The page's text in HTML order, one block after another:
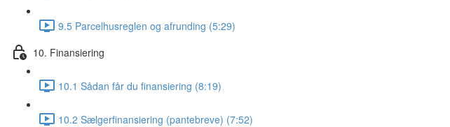
9.5 Parcelhusreglen og afrunding (5:29)
10. Finansiering
10.1 Sådan får du finansiering (8:19)
10.2 Sælgerfinansiering (pantebreve) (7:52)